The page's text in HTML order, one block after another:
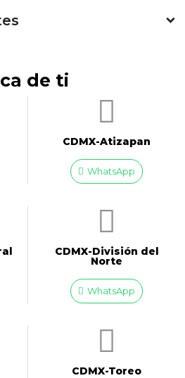
de ti
CDMX-Atizapan
WhatsApp
CDMX-División del
Norte
WhatsApp
CDMX-Toreo